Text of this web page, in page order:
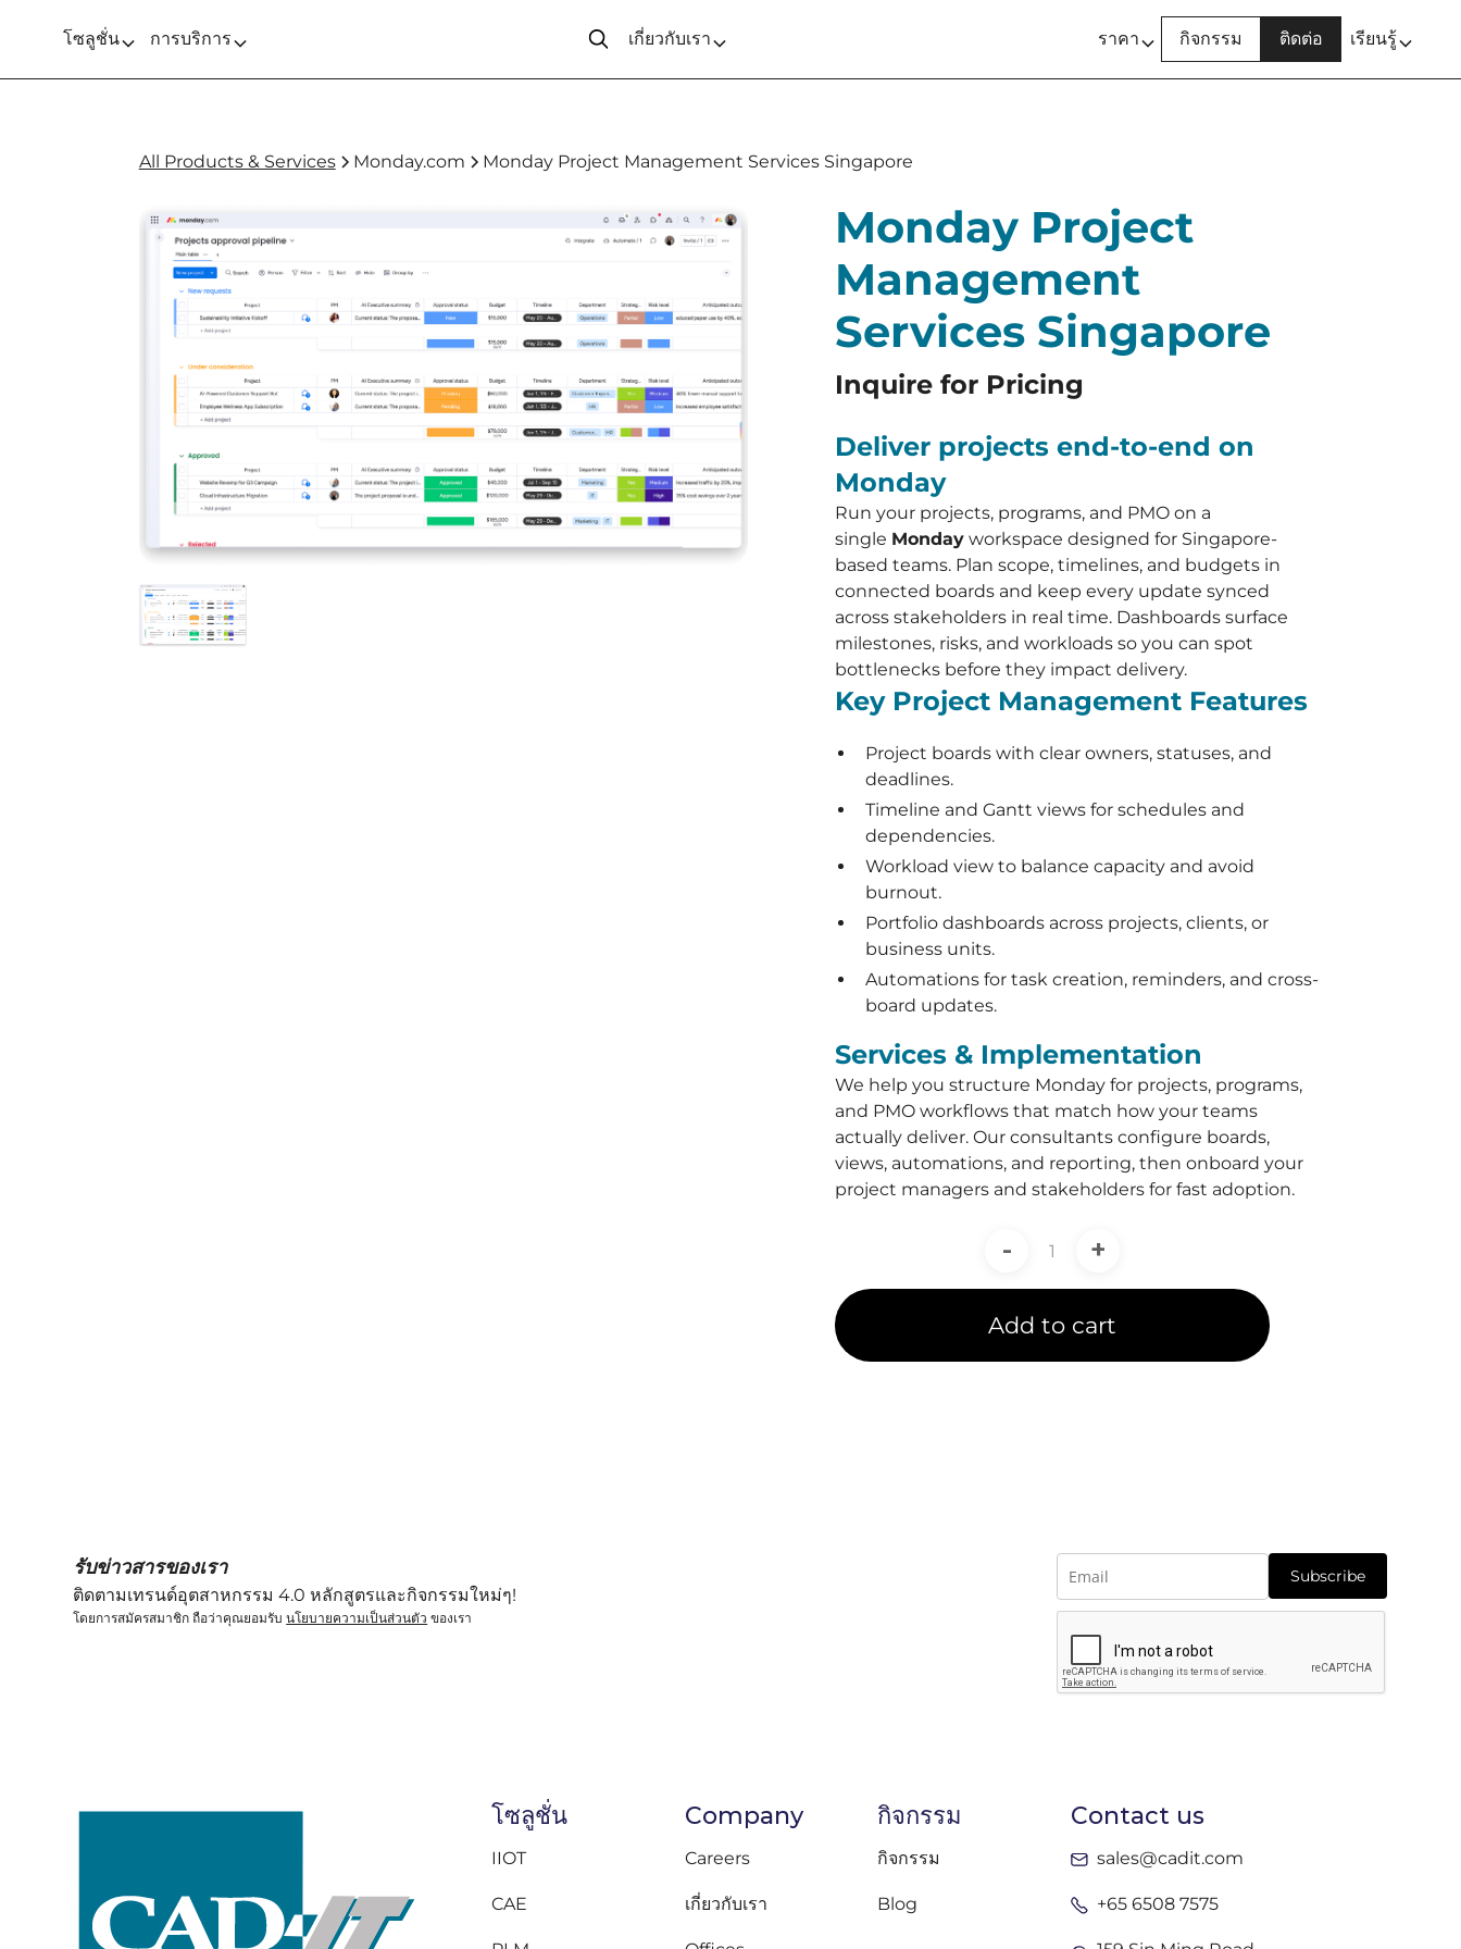
โซลูชั่น การบริการ เกี่ยวกับเรา ราคา กิจกรรม ติดต่อ เรียนรู้
All Products & Services Monday.com Monday Project Management Services Singapore
Monday Project
Management
Services Singapore
Inquire for Pricing
Deliver projects end-to-end on
Monday
Run your projects, programs, and PMO on a
single Monday workspace designed for Singapore-
based teams. Plan scope, timelines, and budgets in
connected boards and keep every update synced
across stakeholders in real time. Dashboards surface
milestones, risks, and workloads so you can spot
bottlenecks before they impact delivery.
Key Project Management Features
Project boards with clear owners, statuses, and
deadlines.
Timeline and Gantt views for schedules and
dependencies.
Workload view to balance capacity and avoid
burnout.
Portfolio dashboards across projects, clients, or
business units.
Automations for task creation, reminders, and cross-
board updates.
Services & Implementation
We help you structure Monday for projects, programs,
and PMO workflows that match how your teams
actually deliver. Our consultants configure boards,
views, automations, and reporting, then onboard your
project managers and stakeholders for fast adoption.
- +
Add to cart
รับข่าวสารของเรา
ติดตามเทรนด์อุตสาหกรรม 4.0 หลักสูตรและกิจกรรมใหม่ๆ!
โดยการสมัครสมาชิก ถือว่าคุณยอมรับนโยบายความเป็นส่วนตัว ของเรา
Subscribe
โซลูชั่น
IIOT
CAE
Company
Careers
เกี่ยวกับเรา
กิจกรรม
กิจกรรม
Blog
Contact us
sales@cadit.com
+65 6508 7575